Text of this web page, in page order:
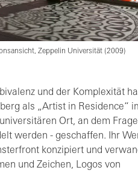
Zeppelin Universität (2009)
und der Komplexität
als „Artist in Residence“
Ort, an dem
werden - geschaffen. Ihr
konzipiert und
und Zeichen, Logos von